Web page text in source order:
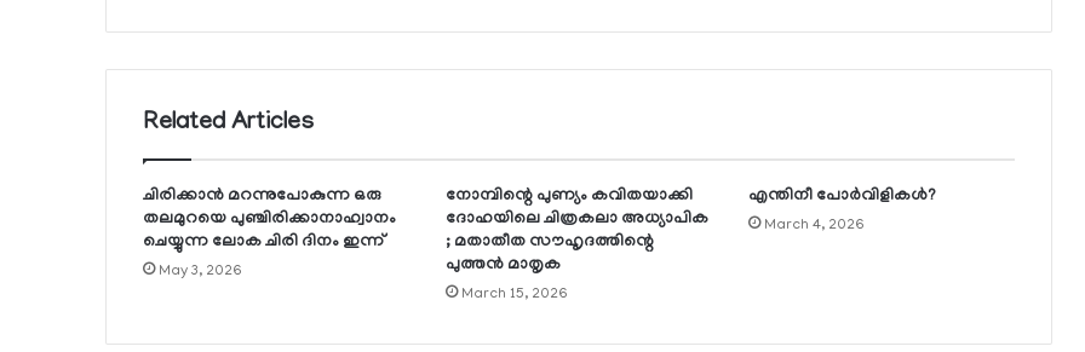
Related Articles
ചിരിക്കാന്‍ മറന്നുപോകുന്ന ഒരു
തലമുറയെ പുഞ്ചിരിക്കാനാഹ്വാനം
ചെയ്യുന്ന ലോക ചിരി ദിനം ഇന്ന്
May 3, 2026
നോമ്പിന്റെ പുണ്യം കവിതയാക്കി
ദോഹയിലെ ചിത്രകലാ അധ്യാപിക
; മതാതീത സൗഹൃദത്തിന്റെ
പുത്തന്‍ മാതൃക
March 15, 2026
എന്തിനീ പോര്‍വിളികള്‍?
March 4, 2026